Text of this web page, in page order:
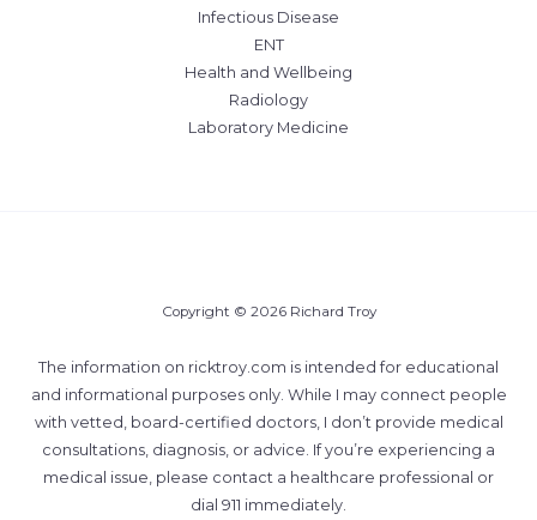
Infectious Disease
ENT
Health and Wellbeing
Radiology
Laboratory Medicine
Copyright © 2026 Richard Troy
The information on ricktroy.com is intended for educational
and informational purposes only. While I may connect people
with vetted, board-certified doctors, I don’t provide medical
consultations, diagnosis, or advice. If you’re experiencing a
medical issue, please contact a healthcare professional or
dial 911 immediately.